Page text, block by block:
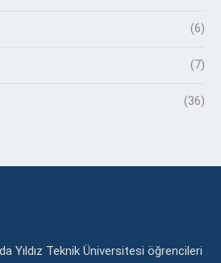
(6)
(7)
(36)
Yıldız Teknik Üniversitesi öğrencileri